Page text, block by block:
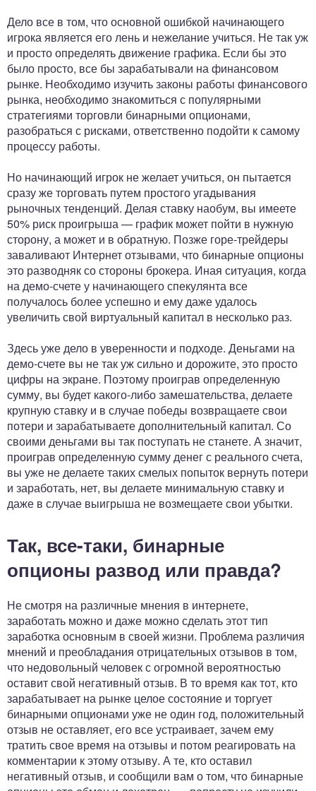
Дело все в том, что основной ошибкой начинающего
игрока является его лень и нежелание учиться. Не так уж
и просто определять движение графика. Если бы это
было просто, все бы зарабатывали на финансовом
рынке. Необходимо изучить законы работы финансового
рынка, необходимо знакомиться с популярными
стратегиями торговли бинарными опционами,
разобраться с рисками, ответственно подойти к самому
процессу работы.
Но начинающий игрок не желает учиться, он пытается
сразу же торговать путем простого угадывания
рыночных тенденций. Делая ставку наобум, вы имеете
50% риск проигрыша — график может пойти в нужную
сторону, а может и в обратную. Позже горе-трейдеры
заваливают Интернет отзывами, что бинарные опционы
это разводняк со стороны брокера. Иная ситуация, когда
на демо-счете у начинающего спекулянта все
получалось более успешно и ему даже удалось
увеличить свой виртуальный капитал в несколько раз.
Здесь уже дело в уверенности и подходе. Деньгами на
демо-счете вы не так уж сильно и дорожите, это просто
цифры на экране. Поэтому проиграв определенную
сумму, вы будет какого-либо замешательства, делаете
крупную ставку и в случае победы возвращаете свои
потери и зарабатываете дополнительный капитал. Со
своими деньгами вы так поступать не станете. А значит,
проиграв определенную сумму денег с реального счета,
вы уже не делаете таких смелых попыток вернуть потери
и заработать, нет, вы делаете минимальную ставку и
даже в случае выигрыша не возмещаете свои убытки.
Так, все-таки, бинарные
опционы развод или правда?
Не смотря на различные мнения в интернете,
заработать можно и даже можно сделать этот тип
заработка основным в своей жизни. Проблема различия
мнений и преобладания отрицательных отзывов в том,
что недовольный человек с огромной вероятностью
оставит свой негативный отзыв. В то время как тот, кто
зарабатывает на рынке целое состояние и торгует
бинарными опционами уже не один год, положительный
отзыв не оставляет, его все устраивает, зачем ему
тратить свое время на отзывы и потом реагировать на
комментарии к этому отзыву. А те, кто оставил
негативный отзыв, и сообщили вам о том, что бинарные